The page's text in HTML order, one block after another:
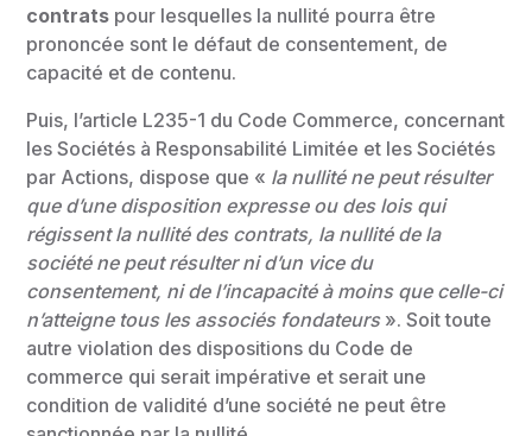
contrats pour lesquelles la nullité pourra être
prononcée sont le défaut de consentement, de
capacité et de contenu.
Puis, l’article L235-1 du Code Commerce, concernant
les Sociétés à Responsabilité Limitée et les Sociétés
par Actions, dispose que « la nullité ne peut résulter
que d’une disposition expresse ou des lois qui
régissent la nullité des contrats, la nullité de la
société ne peut résulter ni d’un vice du
consentement, ni de l’incapacité à moins que celle-ci
n’atteigne tous les associés fondateurs ». Soit toute
autre violation des dispositions du Code de
commerce qui serait impérative et serait une
condition de validité d’une société ne peut être